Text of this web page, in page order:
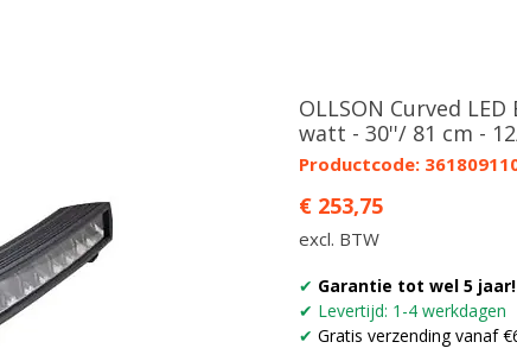
OLLSON Curved LED
watt - 30''/ 81 cm -
Productcode:
€ 253,75Prijs
excl. BTW
✔ Garantie tot wel 5 jaar!
✔ Levertijd: 1-4 werkdagen
✔ Gratis verzending vanaf